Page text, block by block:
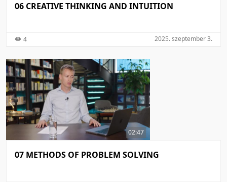
06 CREATIVE THINKING AND INTUITION
4 2025. szeptember 3.
02:47
07 METHODS OF PROBLEM SOLVING